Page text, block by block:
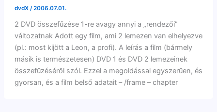
dvdX /2006.07.01.
2 DVD összefűzése 1-re avagy annyi a „rendezői”
változatnak Adott egy film, ami 2 lemezen van elhelyezve
(pl.: most kijött a Leon, a profi). A leírás a film (bármely
másik is természetesen) DVD 1 és DVD 2 lemezeinek
összefűzéséről szól. Ezzel a megoldással egyszerűen, és
gyorsan, és a film belső adatait – /frame – chapter